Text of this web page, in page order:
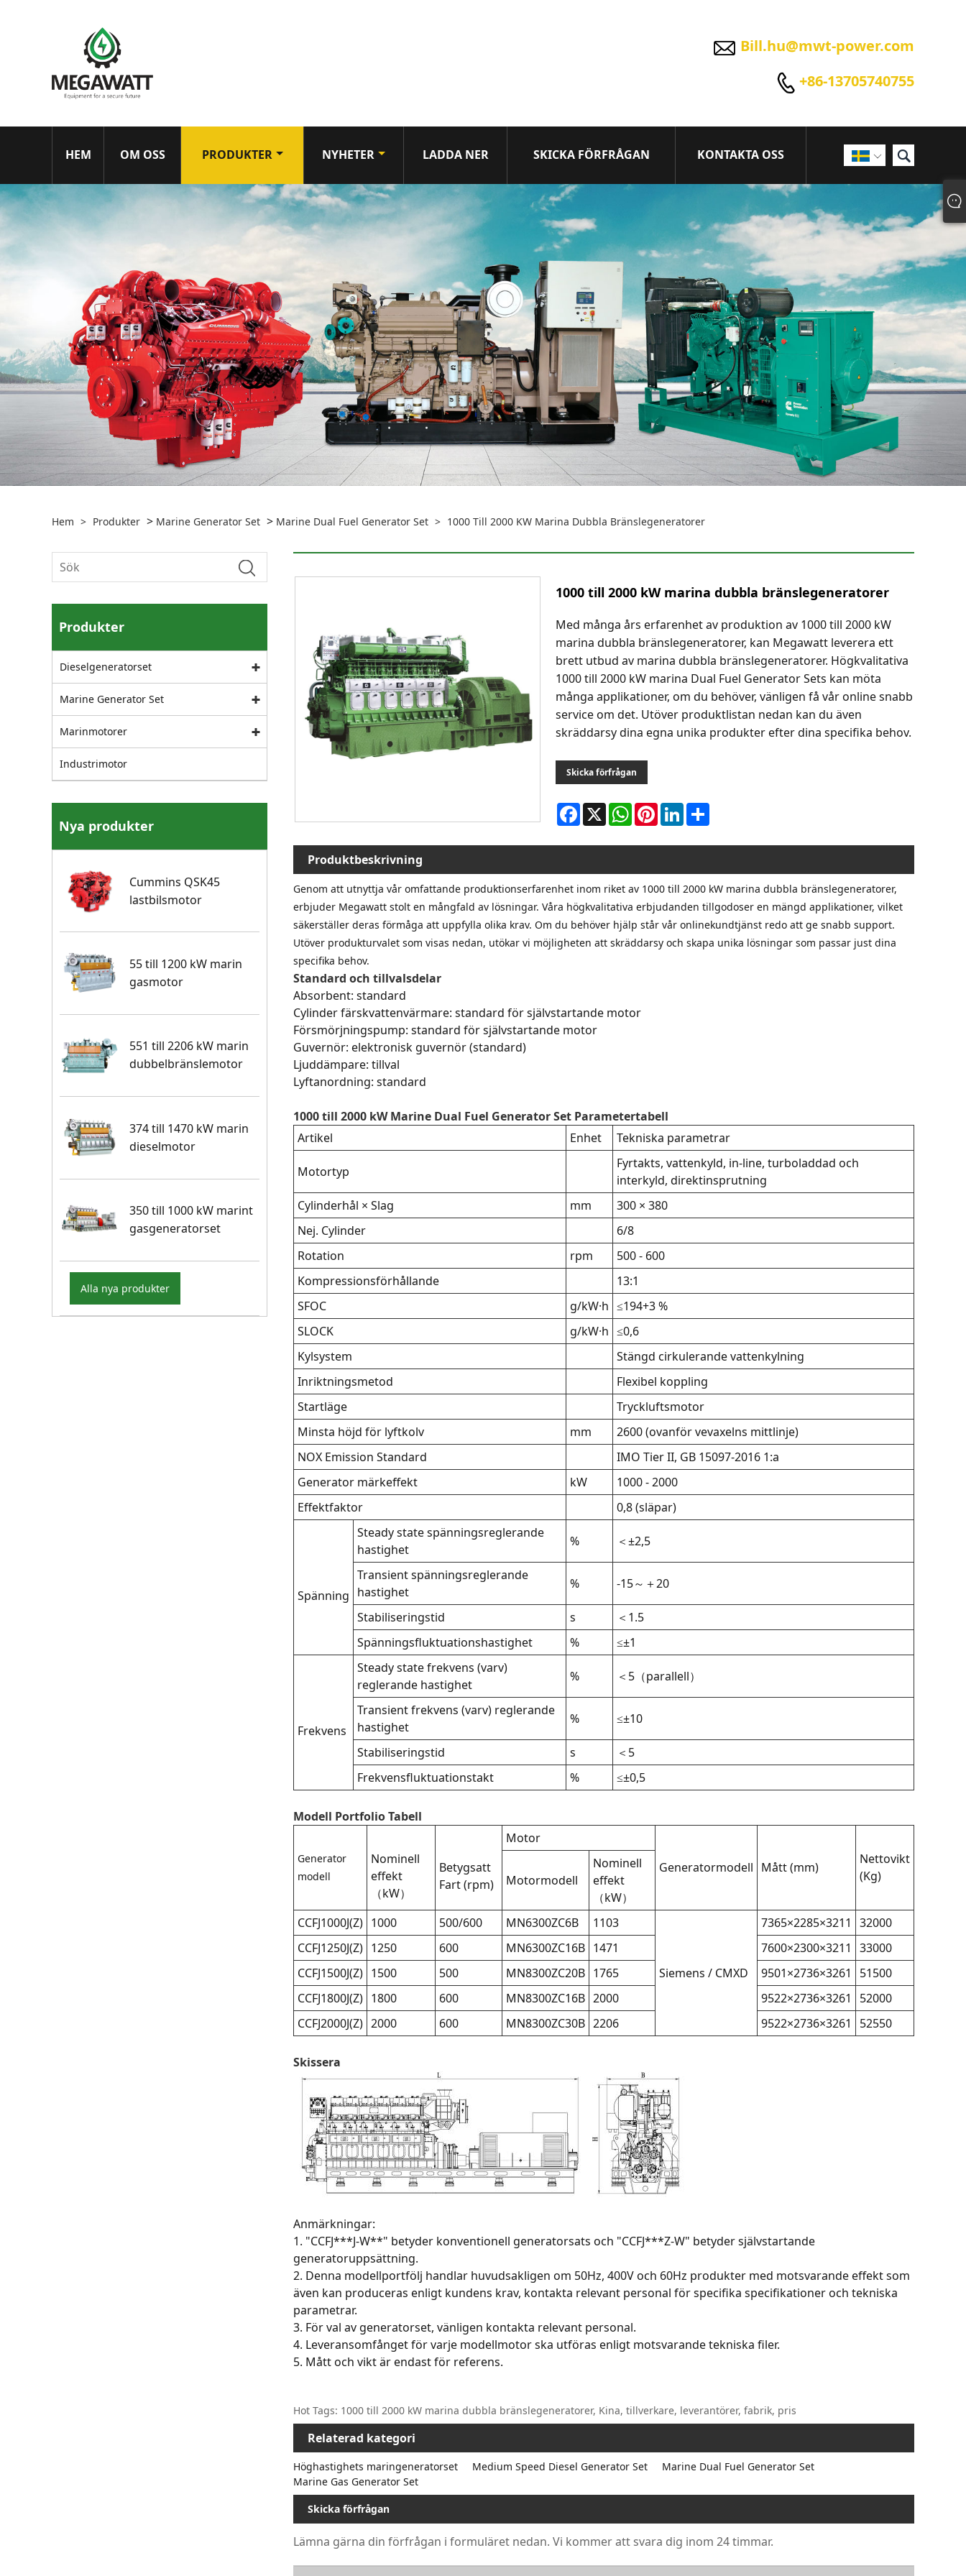
 Bill.hu@mwt-power.com
 +86-13705740755
 
HEM OM OSS PRODUKTER NYHETER LADDA NER SKICKA FÖRFRÅGAN KONTAKTA OSS
Hem > Produkter > Marine Generator Set > Marine Dual Fuel Generator Set > 1000 Till 2000 KW Marina Dubbla Bränslegeneratorer
Produkter
Dieselgeneratorset
Marine Generator Set
Marinmotorer
Industrimotor
Nya produkter
Cummins QSK45
lastbilsmotor
55 till 1200 kW marin
gasmotor
551 till 2206 kW marin
dubbelbränslemotor
374 till 1470 kW marin
dieselmotor
350 till 1000 kW marint
gasgeneratorset
Alla nya produkter
1000 till 2000 kW marina dubbla bränslegeneratorer
Med många års erfarenhet av produktion av 1000 till 2000 kW
marina dubbla bränslegeneratorer, kan Megawatt leverera ett
brett utbud av marina dubbla bränslegeneratorer. Högkvalitativa
1000 till 2000 kW marina Dual Fuel Generator Sets kan möta
många applikationer, om du behöver, vänligen få vår online snabb
service om det. Utöver produktlistan nedan kan du även
skräddarsy dina egna unika produkter efter dina specifika behov.
Skicka förfrågan
Facebook
X WhatsApp
PinterestLinkedInShare
Produktbeskrivning
Genom att utnyttja vår omfattande produktionserfarenhet inom riket av 1000 till 2000 kW marina dubbla bränslegeneratorer,
erbjuder Megawatt stolt en mångfald av lösningar. Våra högkvalitativa erbjudanden tillgodoser en mängd applikationer, vilket
säkerställer deras förmåga att uppfylla olika krav. Om du behöver hjälp står vår onlinekundtjänst redo att ge snabb support.
Utöver produkturvalet som visas nedan, utökar vi möjligheten att skräddarsy och skapa unika lösningar som passar just dina
specifika behov.
Standard och tillvalsdelar
Absorbent: standard
Cylinder färskvattenvärmare: standard för självstartande motor
Försmörjningspump: standard för självstartande motor
Guvernör: elektronisk guvernör (standard)
Ljuddämpare: tillval
Lyftanordning: standard
1000 till 2000 kW Marine Dual Fuel Generator Set Parametertabell
Artikel
Enhet Tekniska parametrar
Motortyp
Fyrtakts, vattenkyld, in-line, turboladdad och
interkyld, direktinsprutning
Cylinderhål × Slag
mm
300 × 380
Nej. Cylinder
6/8
Rotation
rpm
500 - 600
Kompressionsförhållande
13:1
SFOC
g/kW·h ≤194+3 %
SLOCK
g/kW·h ≤0,6
Kylsystem
Stängd cirkulerande vattenkylning
Inriktningsmetod
Flexibel koppling
Startläge
Tryckluftsmotor
Minsta höjd för lyftkolv
mm
2600 (ovanför vevaxelns mittlinje)
NOX Emission Standard
IMO Tier II, GB 15097-2016 1:a
Generator märkeffekt
kW
1000 - 2000
Effektfaktor
0,8 (släpar)
Spänning
Steady state spänningsreglerande
hastighet
% ＜±2,5
Transient spänningsreglerande
hastighet
% -15～＋20
Stabiliseringstid s
＜1.5
Spänningsfluktuationshastighet
% ≤±1
Frekvens
Steady state frekvens (varv)
reglerande hastighet
% ＜5（parallell）
Transient frekvens (varv) reglerande
hastighet
% ≤±10
Stabiliseringstid s
＜5
Frekvensfluktuationstakt
% ≤±0,5
Modell Portfolio Tabell
Generator
modell
Nominell
effekt
（kW）
Betygsatt
Fart (rpm)
Motor
Generatormodell Mått (mm)
Nettovikt
(Kg)
Motormodell
Nominell
effekt
（kW）
CCFJ1000J(Z) 1000 500/600 MN6300ZC6B 1103
Siemens / CMXD
7365×2285×3211
32000
CCFJ1250J(Z) 1250 600 MN6300ZC16B 1471 7600×2300×3211
33000
CCFJ1500J(Z) 1500 500 MN8300ZC20B 1765 9501×2736×3261
51500
CCFJ1800J(Z) 1800 600 MN8300ZC16B 2000 9522×2736×3261
52000
CCFJ2000J(Z) 2000 600 MN8300ZC30B 2206 9522×2736×3261 52550
Skissera
Anmärkningar:
1. "CCFJ***J-W**" betyder konventionell generatorsats och "CCFJ***Z-W" betyder självstartande
generatoruppsättning.
2. Denna modellportfölj handlar huvudsakligen om 50Hz, 400V och 60Hz produkter med motsvarande effekt som
även kan produceras enligt kundens krav, kontakta relevant personal för specifika specifikationer och tekniska
parametrar.
3. För val av generatorset, vänligen kontakta relevant personal.
4. Leveransomfånget för varje modellmotor ska utföras enligt motsvarande tekniska filer.
5. Mått och vikt är endast för referens.
Hot Tags: 1000 till 2000 kW marina dubbla bränslegeneratorer, Kina, tillverkare, leverantörer, fabrik, pris
Relaterad kategori
Höghastighets maringeneratorset Medium Speed ​​Diesel Generator Set
Marine Dual Fuel Generator Set
Marine Gas Generator Set
Skicka förfrågan
Lämna gärna din förfrågan i formuläret nedan. Vi kommer att svara dig inom 24 timmar.